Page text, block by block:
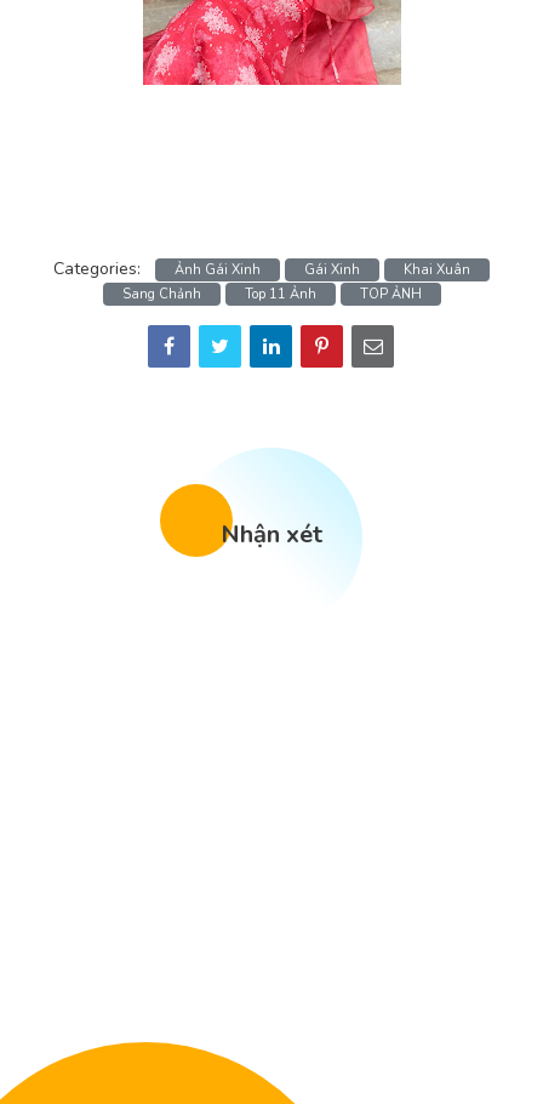
Categories: Ảnh Gái Xinh Gái Xinh
Khai Xuân
Sang Chảnh
Top 11 Ảnh TOP ẢNH
Nhận xét